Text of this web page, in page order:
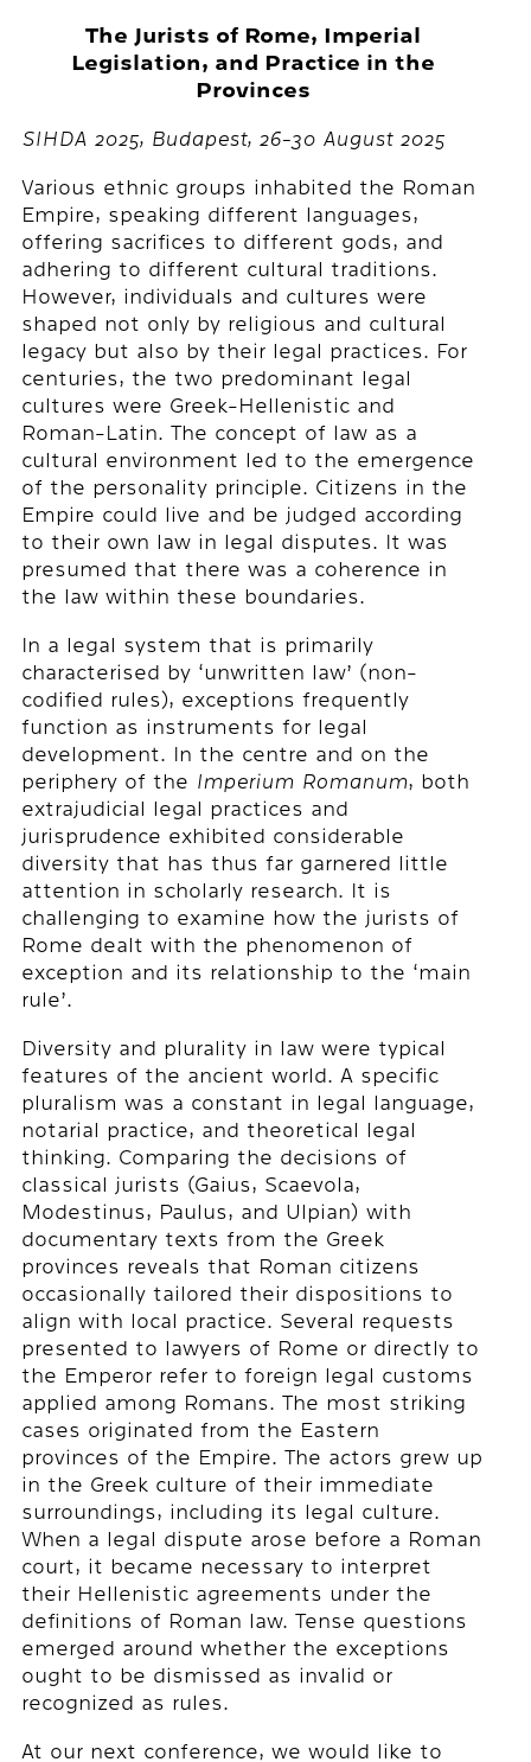
The Jurists of Rome, Imperial
Legislation, and Practice in the
Provinces
SIHDA 2025, Budapest, 26-30 August 2025
Various ethnic groups inhabited the Roman
Empire, speaking different languages,
offering sacrifices to different gods, and
adhering to different cultural traditions.
However, individuals and cultures were
shaped not only by religious and cultural
legacy but also by their legal practices. For
centuries, the two predominant legal
cultures were Greek-Hellenistic and
Roman-Latin. The concept of law as a
cultural environment led to the emergence
of the personality principle. Citizens in the
Empire could live and be judged according
to their own law in legal disputes. It was
presumed that there was a coherence in
the law within these boundaries.
In a legal system that is primarily
characterised by ‘unwritten law’ (non-
codified rules), exceptions frequently
function as instruments for legal
development. In the centre and on the
periphery of the Imperium Romanum, both
extrajudicial legal practices and
jurisprudence exhibited considerable
diversity that has thus far garnered little
attention in scholarly research. It is
challenging to examine how the jurists of
Rome dealt with the phenomenon of
exception and its relationship to the ‘main
rule’.
Diversity and plurality in law were typical
features of the ancient world. A specific
pluralism was a constant in legal language,
notarial practice, and theoretical legal
thinking. Comparing the decisions of
classical jurists (Gaius, Scaevola,
Modestinus, Paulus, and Ulpian) with
documentary texts from the Greek
provinces reveals that Roman citizens
occasionally tailored their dispositions to
align with local practice. Several requests
presented to lawyers of Rome or directly to
the Emperor refer to foreign legal customs
applied among Romans. The most striking
cases originated from the Eastern
provinces of the Empire. The actors grew up
in the Greek culture of their immediate
surroundings, including its legal culture.
When a legal dispute arose before a Roman
court, it became necessary to interpret
their Hellenistic agreements under the
definitions of Roman law. Tense questions
emerged around whether the exceptions
ought to be dismissed as invalid or
recognized as rules.
At our next conference, we would like to